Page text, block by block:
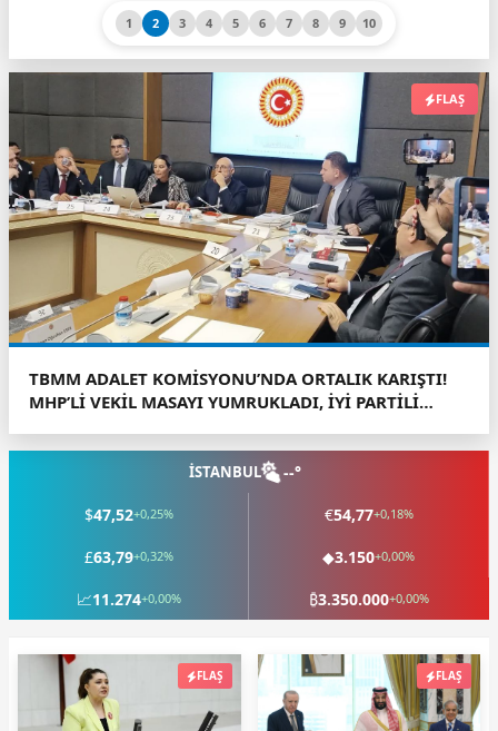
1 2 3 4 5 6 7 8 9 10
FLAŞ
TBMM ADALET KOMİSYONU’NDA ORTALIK KARIŞTI!
MHP’Lİ VEKİL MASAYI YUMRUKLADI, İYİ PARTİLİ
İSTANBUL
--°
$47,52+0,25% €54,77+0,18%
£63,79+0,32% ◆3.150+0,00%
📈11.274+0,00% ₿3.350.000+0,00%
FLAŞ FLAŞ